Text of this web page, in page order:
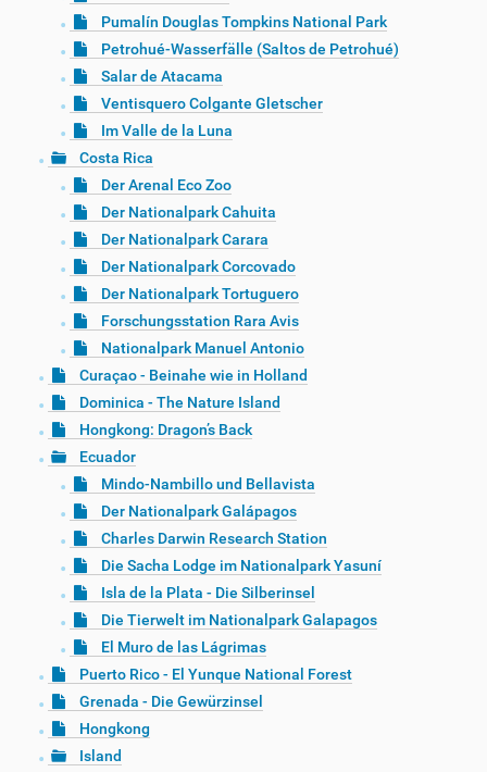
Pumalín Douglas Tompkins National Park
Petrohué-Wasserfälle (Saltos de Petrohué)
Salar de Atacama
Ventisquero Colgante Gletscher
Im Valle de la Luna
Costa Rica
Der Arenal Eco Zoo
Der Nationalpark Cahuita
Der Nationalpark Carara
Der Nationalpark Corcovado
Der Nationalpark Tortuguero
Forschungsstation Rara Avis
Nationalpark Manuel Antonio
Curaçao - Beinahe wie in Holland
Dominica - The Nature Island
Hongkong: Dragon’s Back
Ecuador
Mindo-Nambillo und Bellavista
Der Nationalpark Galápagos
Charles Darwin Research Station
Die Sacha Lodge im Nationalpark Yasuní
Isla de la Plata - Die Silberinsel
Die Tierwelt im Nationalpark Galapagos
El Muro de las Lágrimas
Puerto Rico - El Yunque National Forest
Grenada - Die Gewürzinsel
Hongkong
Island